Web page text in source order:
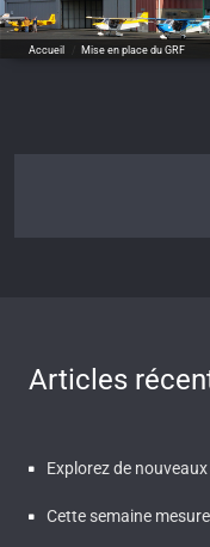
Accueil Mise en place du GRF
Articles
Explorez de
Cette semaine